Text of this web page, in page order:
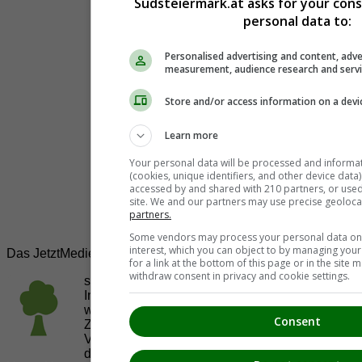
Das JetztMedien.com Medien Netzwerk
suedsteiermark.at ist eine von vielen
Internetadressen derJetztMedien.com Medien,
welche es sich zur Aufgabe gemacht hat, in
Zusammenarbeit mit regionalen Firmen,
Vereinen und Institutionen dieVielfälltigkeit
der Region Südsteiermark zu präsentieren.
personal data to:
Personalised advertising and content,
measurement, audience research and
Store and/or access information on a
Learn more
Your personal data will be processed and
(cookies, unique identifiers, and other device
accessed by and shared with 210 partners, or
site. We and our partners may use precise
partners.
Some vendors may process your personal data
interest, which you can object to by managing
for a link at the bottom of this page or in the site
withdraw consent in privacy and cookie settings.
Consent